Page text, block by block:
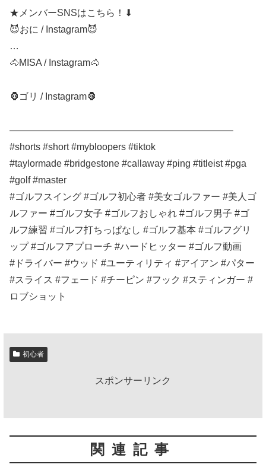
★メンバーSNSはこちら！⬇︎
😈おに / Instagram😈
…
🐴MISA / Instagram🐴
🦍ゴリ / Instagram🦍
———————————————————————–
#shorts #short #mybloopers #tiktok
#taylormade #bridgestone #callaway #ping #titleist #pga
#golf #master
#ゴルフスイング #ゴルフ初心者 #美女ゴルファー #美人ゴ
ルファー #ゴルフ女子 #ゴルフおしゃれ #ゴルフ男子 #ゴ
ルフ練習 #ゴルフ打ちっぱなし #ゴルフ基本 #ゴルフグリ
ップ #ゴルフアプローチ #ハードヒッター #ゴルフ動画
#ドライバー #ウッド #ユーティリティ #アイアン #パター
#スライス #フェード #チーピン #フック #スティンガー #
ロブショット
初心者
スポンサーリンク
関連記事